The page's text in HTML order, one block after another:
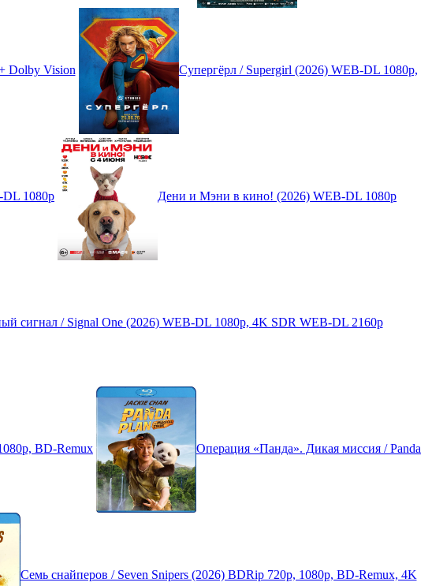
Dolby Vision Супергёрл / Supergirl (2026) WEB-DL 1080p,
DL 1080p Дени и Мэни в кино! (2026) WEB-DL 1080p
сигнал / Signal One (2026) WEB-DL 1080p, 4K SDR WEB-DL 2160p
BD-Remux Операция «Панда». Дикая миссия / Panda
Семь снайперов / Seven Snipers (2026) BDRip 720p, 1080p, BD-Remux, 4K